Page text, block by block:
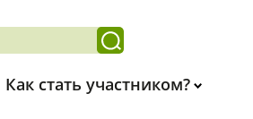
Как стать участником?